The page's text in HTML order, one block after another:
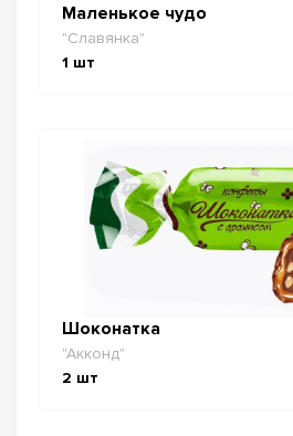
Маленькое чудо
"Славянка"
1 шт
Шоконатка
"Акконд"
2 шт